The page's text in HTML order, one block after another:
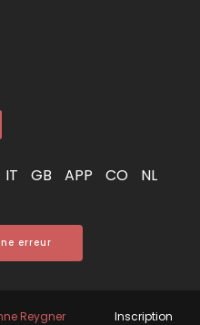
IT GB APP CO NL
erreur
Reygner Inscription